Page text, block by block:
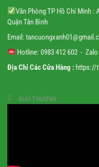
Văn Phòng TP Hồ Chí Minh
Quận Tân Bình
Email: tancuongxanh01@gmail.
Hotline: 0983 412 602 - Zalo
Địa Chỉ Các Cửa Hàng : https://
GIẢI THƯỞNG